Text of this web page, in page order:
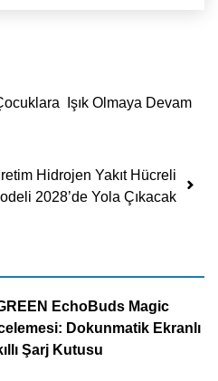
Işık Olmaya Devam
Hidrojen Yakıt Hücreli
2028’de Yola Çıkacak
EchoBuds Magic
Dokunmatik Ekranlı
Şarj Kutusu